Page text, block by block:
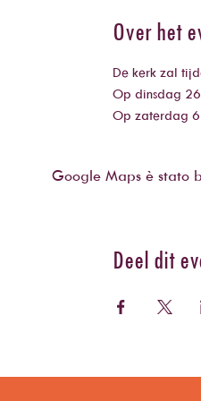
Over het
De kerk zal
Op dinsdag 26
Op zaterdag 6
Google Maps è stato
Deel dit